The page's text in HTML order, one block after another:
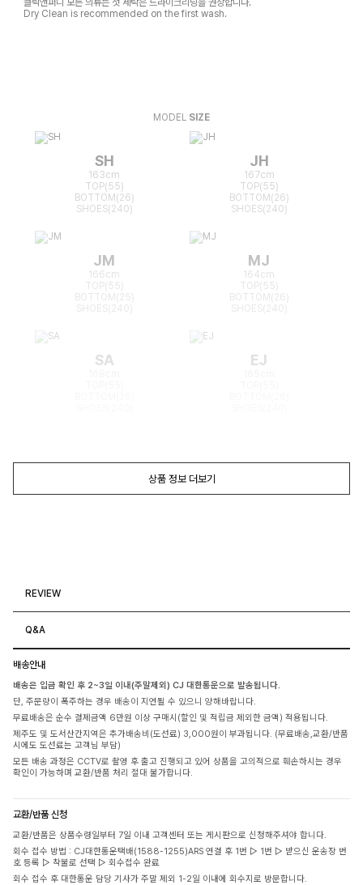
Dry Clean is recommended on the first wash.
MODEL SIZE
SH
163cm
TOP(55)
BOTTOM(26)
SHOES(240)
JH
167cm
TOP(55)
BOTTOM(26)
SHOES(240)
JM
166cm
TOP(55)
BOTTOM(25)
MJ
164cm
TOP(55)
BOTTOM(26)
SA EJ
상품 정보 더보기
REVIEW
Q&A
배송안내
배송은 입금 확인 후 2~3일 이내(주말제외) CJ 대한통운으로 발송됩니다.
단, 주문량이 폭주하는 경우 배송이 지연될 수 있으니 양해바랍니다.
무료배송은 순수 결제금액 6만원 이상 구매시(할인 및 적립금 제외한 금액) 적용됩니다.
제주도 및 도서산간지역은 추가배송비(도선료) 3,000원이 부과됩니다. (무료배송,교환/반품
시에도 도선료는 고객님 부담)
모든 배송 과정은 CCTV로 촬영 후 출고 진행되고 있어 상품을 고의적으로 훼손하시는 경우
확인이 가능하며 교환/반품 처리 절대 불가합니다.
교환/반품 신청
교환/반품은 상품수령일부터 7일 이내 고객센터 또는 게시판으로 신청해주셔야 합니다.
회수 접수 방법 : CJ대한통운택배(1588-1255)ARS 연결 후 1번 ▷ 1번 ▷ 받으신 운송장 번
호 등록 ▷ 착불로 선택 ▷ 회수접수 완료
회수 접수 후 대한통운 담당 기사가 주말 제외 1-2일 이내에 회수지로 방문합니다.